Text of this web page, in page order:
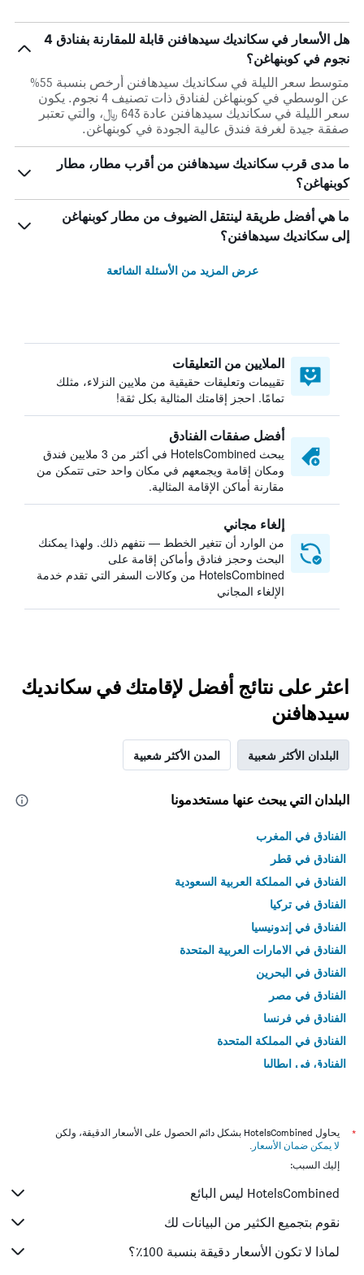
هل الأسعار في سكانديك سيدهافنن قابلة للمقارنة بفنادق 4
نجوم في كوبنهاغن؟
متوسط سعر الليلة في سكانديك سيدهافنن أرخص بنسبة 55%
عن الوسطي في كوبنهاغن لفنادق ذات تصنيف 4 نجوم. يكون
سعر الليلة في سكانديك سيدهافنن عادة 643 ﷼، والتي تعتبر
صفقة جيدة لغرفة فندق عالية الجودة في كوبنهاغن.
ما مدى قرب سكانديك سيدهافنن من أقرب مطار، مطار
كوبنهاغن؟
ما هي أفضل طريقة لينتقل الضيوف من مطار كوبنهاغن
إلى سكانديك سيدهافنن؟
عرض المزيد من الأسئلة الشائعة
الملايين من التعليقات
تقييمات وتعليقات حقيقية من ملايين النزلاء، مثلك
تمامًا. احجز إقامتك المثالية بكل ثقة!
أفضل صفقات الفنادق
يبحث HotelsCombined في أكثر من 3 ملايين فندق
ومكان إقامة ويجمعهم في مكان واحد حتى تتمكن من
مقارنة أماكن الإقامة المثالية.
إلغاء مجاني
من الوارد أن تتغير الخطط — نتفهم ذلك. ولهذا يمكنك
البحث وحجز فنادق وأماكن إقامة على
HotelsCombined من وكالات السفر التي تقدم خدمة
الإلغاء المجاني
اعثر على نتائج أفضل لإقامتك في سكانديك
سيدهافنن
البلدان الأكثر شعبية المدن الأكثر شعبية
البلدان التي يبحث عنها مستخدمونا
الفنادق في المغرب
الفنادق في قطر
الفنادق في المملكة العربية السعودية
الفنادق في تركيا
الفنادق في إندونيسيا
الفنادق في الامارات العربية المتحدة
الفنادق في البحرين
الفنادق في مصر
الفنادق في فرنسا
الفنادق في المملكة المتحدة
الفنادق في إيطاليا
*
يحاول HotelsCombined بشكل دائم الحصول على الأسعار الدقيقة، ولكن
لا يمكن ضمان الأسعار .
إليك السبب:
HotelsCombined ليس البائع
نقوم بتجميع الكثير من البيانات لك
لماذا لا تكون الأسعار دقيقة بنسبة 100٪؟